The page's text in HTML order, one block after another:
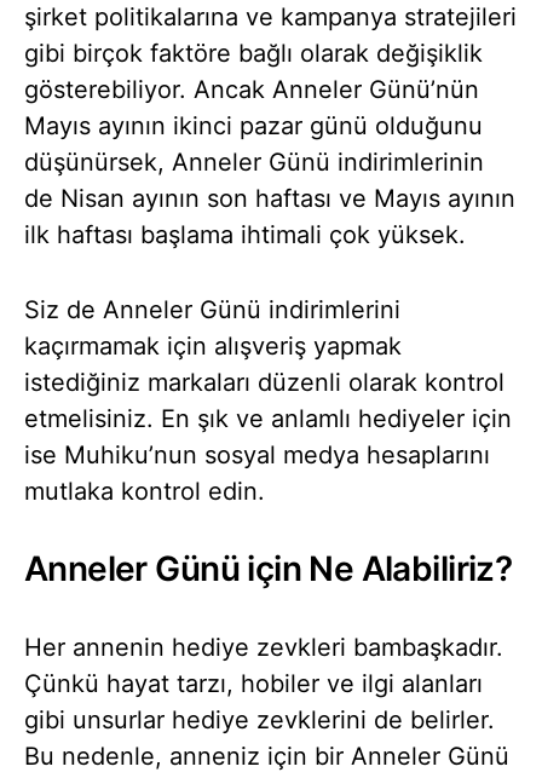
şirket politikalarına ve kampanya stratejileri
gibi birçok faktöre bağlı olarak değişiklik
gösterebiliyor. Ancak Anneler Günü’nün
Mayıs ayının ikinci pazar günü olduğunu
düşünürsek, Anneler Günü indirimlerinin
de Nisan ayının son haftası ve Mayıs ayının
ilk haftası başlama ihtimali çok yüksek.
Siz de Anneler Günü indirimlerini
kaçırmamak için alışveriş yapmak
istediğiniz markaları düzenli olarak kontrol
etmelisiniz. En şık ve anlamlı hediyeler için
ise Muhiku’nun sosyal medya hesaplarını
mutlaka kontrol edin.
Anneler Günü için Ne Alabiliriz?
Her annenin hediye zevkleri bambaşkadır.
Çünkü hayat tarzı, hobiler ve ilgi alanları
gibi unsurlar hediye zevklerini de belirler.
Bu nedenle, anneniz için bir Anneler Günü